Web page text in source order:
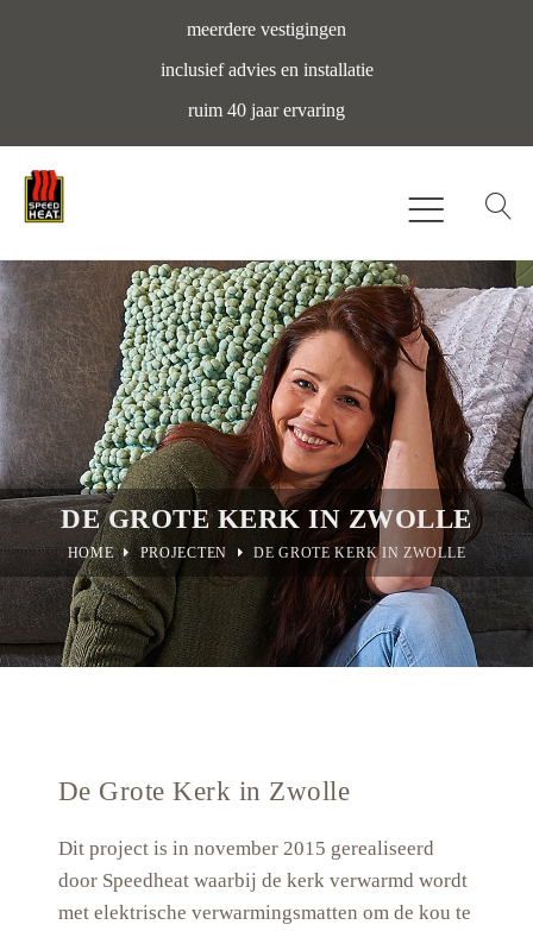
meerdere vestigingen
inclusief advies en installatie
ruim 40 jaar ervaring
DE GROTE KERK IN ZWOLLE
HOME PROJECTEN DE GROTE KERK IN ZWOLLE
De Grote Kerk in Zwolle
Dit project is in november 2015 gerealiseerd
door Speedheat waarbij de kerk verwarmd wordt
met elektrische verwarmingsmatten om de kou te